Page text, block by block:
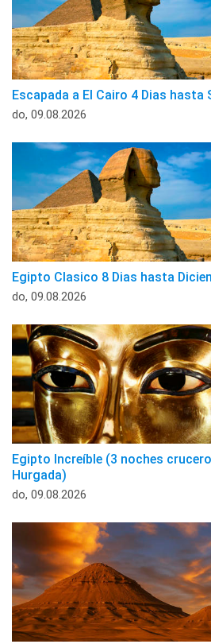
Escapada a El Cairo 4 Dias hasta
do, 09.08.2026
Egipto Clasico 8 Dias hasta
do, 09.08.2026
Egipto Increíble (3 noches
Hurgada)
do, 09.08.2026